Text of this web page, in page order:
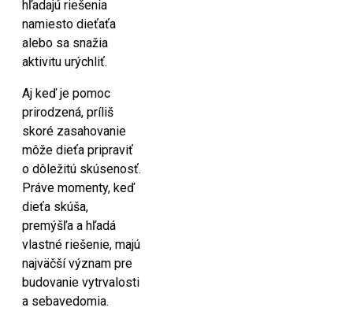
hľadajú riešenia
namiesto dieťaťa
alebo sa snažia
aktivitu urýchliť.
Aj keď je pomoc
prirodzená, príliš
skoré zasahovanie
môže dieťa pripraviť
o dôležitú skúsenosť.
Práve momenty, keď
dieťa skúša,
premýšľa a hľadá
vlastné riešenie, majú
najväčší význam pre
budovanie vytrvalosti
a sebavedomia.